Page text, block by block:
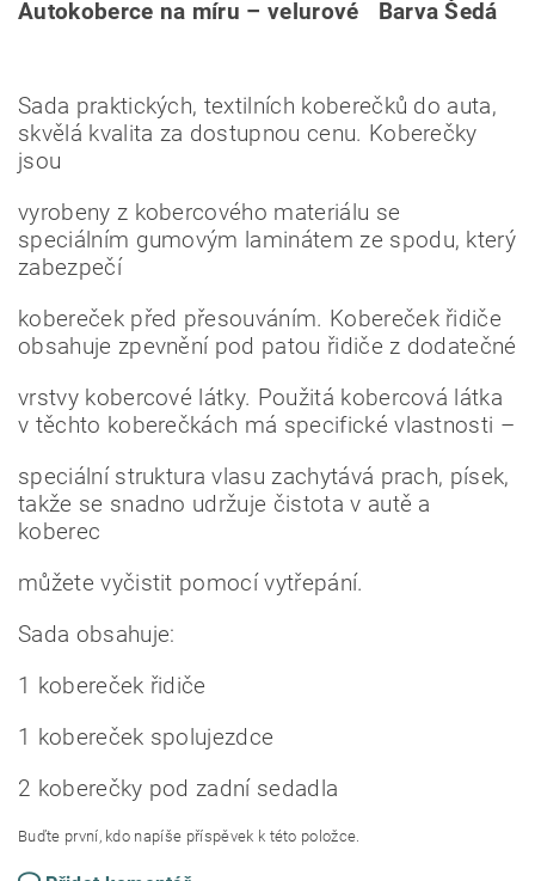
Autokoberce na míru – velurové Barva Šedá
Sada praktických, textilních koberečků do auta,
skvělá kvalita za dostupnou cenu. Koberečky
jsou
vyrobeny z kobercového materiálu se
speciálním gumovým laminátem ze spodu, který
zabezpečí
kobereček před přesouváním. Kobereček řidiče
obsahuje zpevnění pod patou řidiče z dodatečné
vrstvy kobercové látky. Použitá kobercová látka
v těchto koberečkách má specifické vlastnosti –
speciální struktura vlasu zachytává prach, písek,
takže se snadno udržuje čistota v autě a
koberec
můžete vyčistit pomocí vytřepání.
Sada obsahuje:
1 kobereček řidiče
1 kobereček spolujezdce
2 koberečky pod zadní sedadla
Buďte první, kdo napíše příspěvek k této položce.